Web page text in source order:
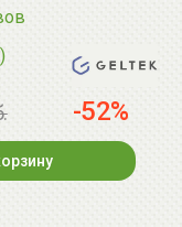
-52%